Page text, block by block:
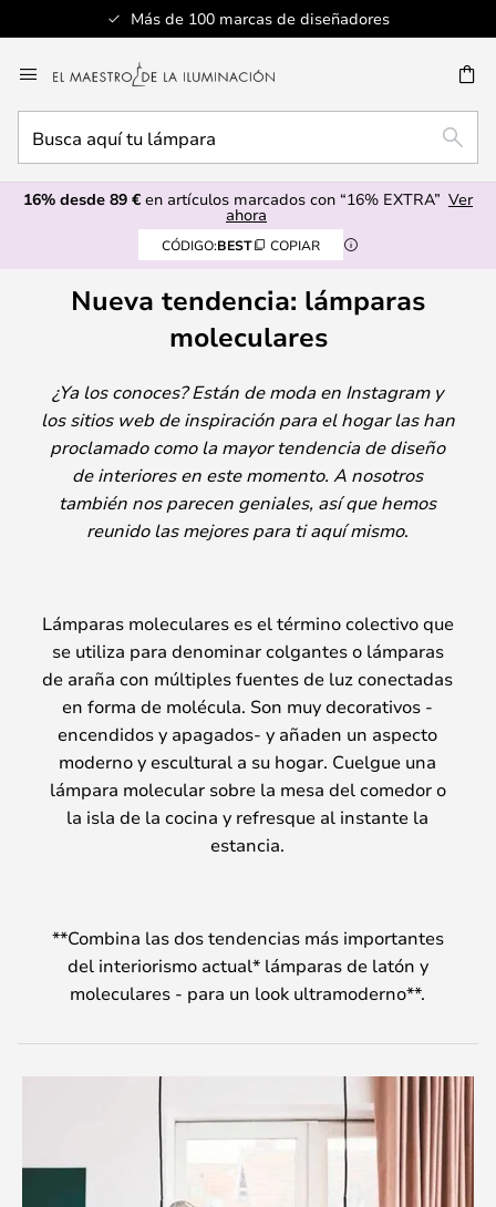
Más de 100 marcas de diseñadores
al
contenido
aquí
tu
lámpara
16% desde 89 € en artículos marcados con “16% EXTRA” Ver
ahora
CÓDIGO:BEST COPIAR
Nueva tendencia: lámparas
moleculares
¿Ya los conoces? Están de moda en Instagram y
los sitios web de inspiración para el hogar las han
proclamado como la mayor tendencia de diseño
de interiores en este momento. A nosotros
también nos parecen geniales, así que hemos
reunido las mejores para ti aquí mismo.
Lámparas moleculares es el término colectivo que
se utiliza para denominar colgantes o lámparas
de araña con múltiples fuentes de luz conectadas
en forma de molécula. Son muy decorativos -
encendidos y apagados- y añaden un aspecto
moderno y escultural a su hogar. Cuelgue una
lámpara molecular sobre la mesa del comedor o
la isla de la cocina y refresque al instante la
estancia.
**Combina las dos tendencias más importantes
del interiorismo actual* lámparas de latón y
moleculares - para un look ultramoderno**.